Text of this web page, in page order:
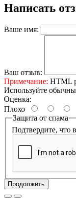
Написать
Ваше имя:
Ваш отзыв:
Примечание: HTML
Используйте
Оценка:
Плохо
Защита от спама
Подтвердите, что
Продолжить